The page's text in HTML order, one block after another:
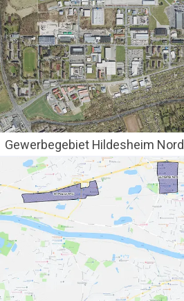
Gewerbegebiet Hildesheim Nord